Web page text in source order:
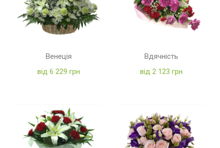
Венеція
від 6 229 грн
Вдячність
від 2 123 грн